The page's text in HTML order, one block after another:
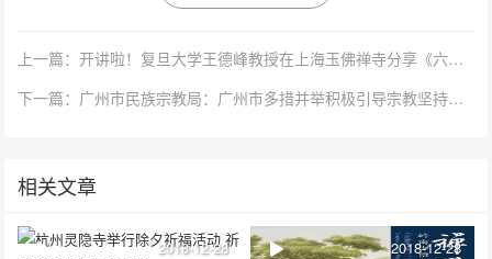
上一篇：开讲啦！复旦大学王德峰教授在上海玉佛禅寺分享《六祖坛经》的智慧
下一篇：广州市民族宗教局：广州市多措并举积极引导宗教坚持中国化方向
相关文章
2018-12-28 2018-12-28